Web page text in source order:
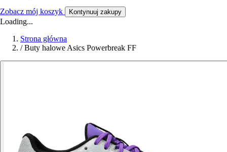
Zobacz mój koszyk Kontynuuj zakupy
Loading...
Strona główna
/ Buty halowe Asics Powerbreak FF